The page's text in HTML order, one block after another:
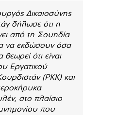
Δικαιοσύνης
δήλωσε ότι η
από τη Σουηδία
να εκδώσουν όσα
ότι είναι
Εργατικού
(PKK) και
στο πλαίσιο
που